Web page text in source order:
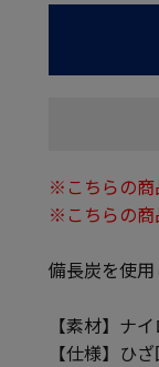
※こちらの商
※こちらの商
備長炭を使
【素材】ナ
【仕様】ひ